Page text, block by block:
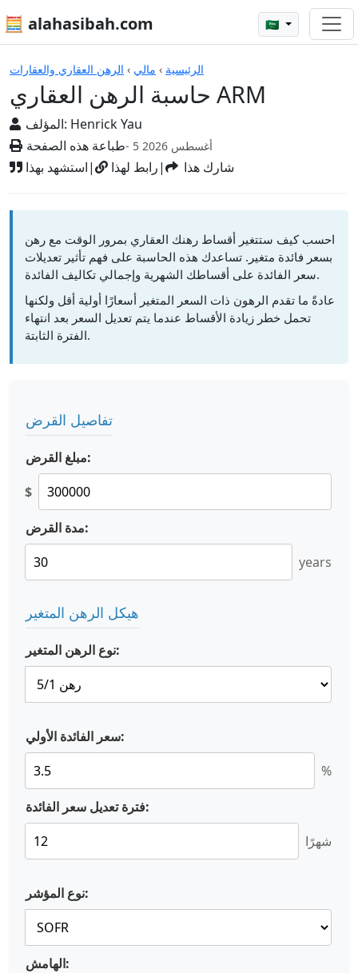
🧮 alahasibah.com 🇸🇦
الرئيسية › مالي › الرهن العقاري والعقارات
حاسبة الرهن العقاري ARM
المؤلف: Henrick Yau
طباعة هذه الصفحة
- 5 أغسطس 2026
استشهد بهذا| رابط لهذا| شارك هذا
الآلات الحاسبة
احسب كيف ستتغير أقساط رهنك العقاري بمرور الوقت مع رهن
بسعر فائدة متغير. تساعدك هذه الحاسبة على فهم تأثير تعديلات
سعر الفائدة على أقساطك الشهرية وإجمالي تكاليف الفائدة.
عادةً ما تقدم الرهون ذات السعر المتغير أسعارًا أولية أقل ولكنها
تحمل خطر زيادة الأقساط عندما يتم تعديل السعر بعد انتهاء
الفترة الثابتة.
تفاصيل القرض
مبلغ القرض:
$
مدة القرض:
years
هيكل الرهن المتغير
نوع الرهن المتغير:
سعر الفائدة الأولي:
%
فترة تعديل سعر الفائدة:
شهرًا
نوع المؤشر:
الهامش: